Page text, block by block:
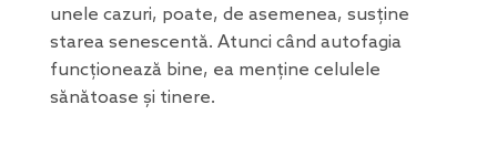
unele cazuri, poate, de asemenea, susține
starea senescentă. Atunci când autofagia
funcționează bine, ea menține celulele
sănătoase și tinere.